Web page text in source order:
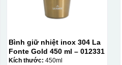
Bình giữ nhiệt inox 304 La
Fonte Gold 450 ml – 012331
Kích thước: 450ml